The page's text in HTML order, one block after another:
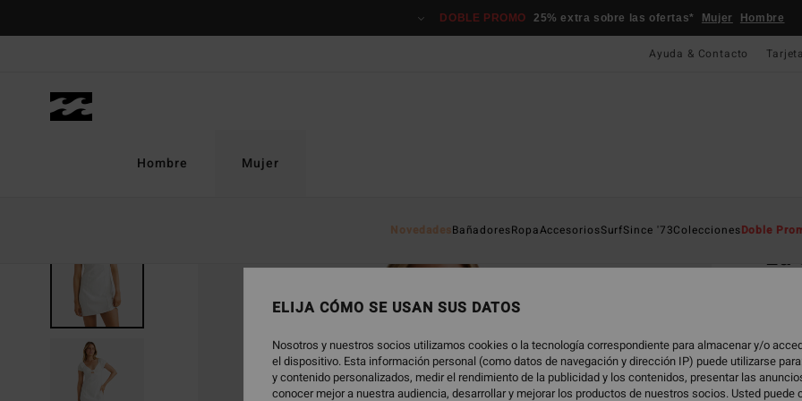
producto
DOBLE PROMO 25% extra sobre las ofertas* Mujer Hombre
Ayuda & Contacto
Hombre Mujer
NovedadesBañadoresRopaAccesoriosSurfSince '73ColeccionesDoble
La
ELIJA CÓMO SE USAN SUS DATOS
Nosotros y nuestros socios utilizamos cookies o la tecnología correspondiente para almacenar y/o
el dispositivo. Esta información personal (como datos de navegación y dirección IP) puede utilizarse
y contenido personalizados, medir el rendimiento de la publicidad y los contenidos, presentar las
conocer mejor a nuestra audiencia, desarrollar y mejorar los productos de nuestros socios. Usted puede